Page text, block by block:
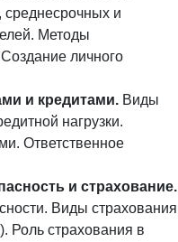
среднесрочных и
Методы
личного
и кредитами. Виды
нагрузки.
Ответственное
и страхование.
Виды страхования
Роль страхования в